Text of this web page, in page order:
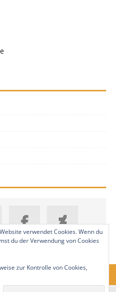
verwendet Cookies. Wenn du
du der Verwendung von Cookies
zur Kontrolle von Cookies,